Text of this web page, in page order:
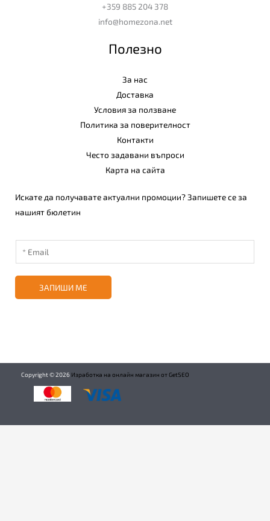
+359 885 204 378
info@homezona.net
Полезно
За нас
Доставка
Условия за ползване
Политика за поверителност
Контакти
Често задавани въпроси
Карта на сайта
Искате да получавате актуални промоции? Запишете се за
нашият бюлетин
ЗАПИШИ МЕ
Copyright ©2026 Изработка на онлайн магазин от GetSEO